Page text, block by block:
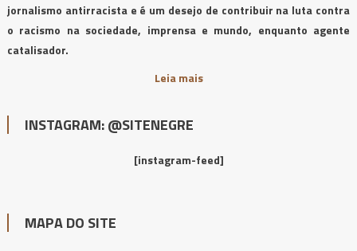
jornalismo antirracista e é um desejo de contribuir na luta contra
o racismo na sociedade, imprensa e mundo, enquanto agente
catalisador.
Leia mais
INSTAGRAM: @SITENEGRE
[instagram-feed]
MAPA DO SITE